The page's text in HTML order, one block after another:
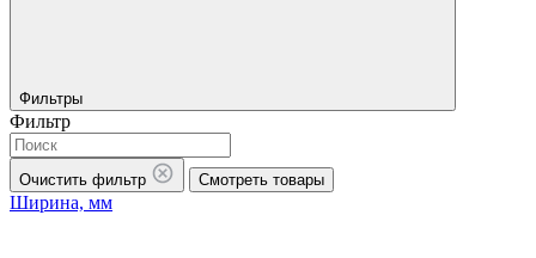
Фильтры
Фильтр
Очистить фильтр Смотреть товары
Ширина, мм